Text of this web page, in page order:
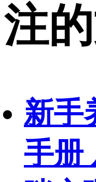
注
新手
手册